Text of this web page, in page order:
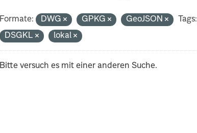
Formate: DWG GPKG GeoJSON Tags:
DSGKL
lokal
Bitte versuch es mit einer anderen Suche.